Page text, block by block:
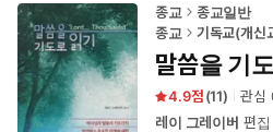
로
이
종교
종교일반
종교
기독교(개신
말씀을 기
4.9 (11) 관심
레이 그레이버 편집